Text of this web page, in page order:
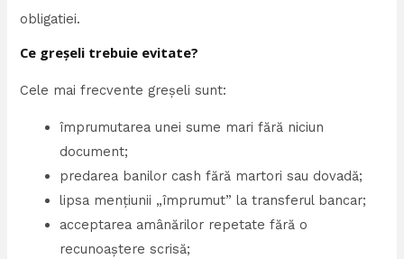
obligatiei.
Ce greșeli trebuie evitate?
Cele mai frecvente greșeli sunt:
împrumutarea unei sume mari fără niciun
document;
predarea banilor cash fără martori sau dovadă;
lipsa mențiunii „împrumut” la transferul bancar;
acceptarea amânărilor repetate fără o
recunoaștere scrisă;